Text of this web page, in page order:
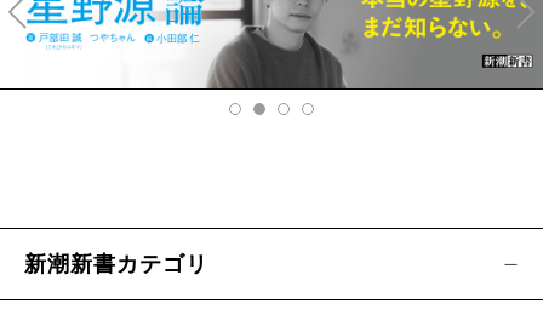
v
Ne
xt
新潮新書カテゴリ